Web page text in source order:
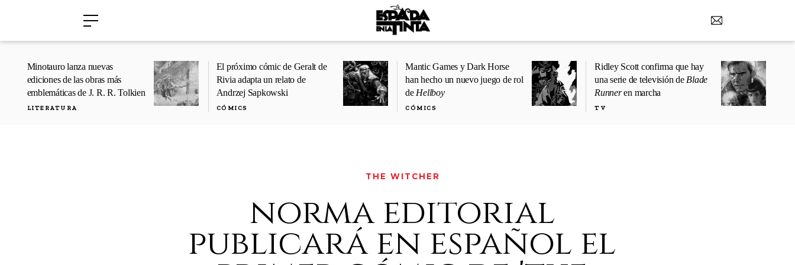
Minotauro lanza nuevas
ediciones de las obras más
emblemáticas de J. R. R. Tolkien
LITERATURA
El próximo cómic de Geralt de
Rivia adapta un relato de
Andrzej Sapkowski
CÓMICS
Mantic Games y Dark Horse
han hecho un nuevo juego de rol
de Hellboy
CÓMICS
Ridley Scott confirma que hay
una serie de televisión de Blade
Runneren marcha
TV
THE WITCHER
norma editorial
publicará en español el
›